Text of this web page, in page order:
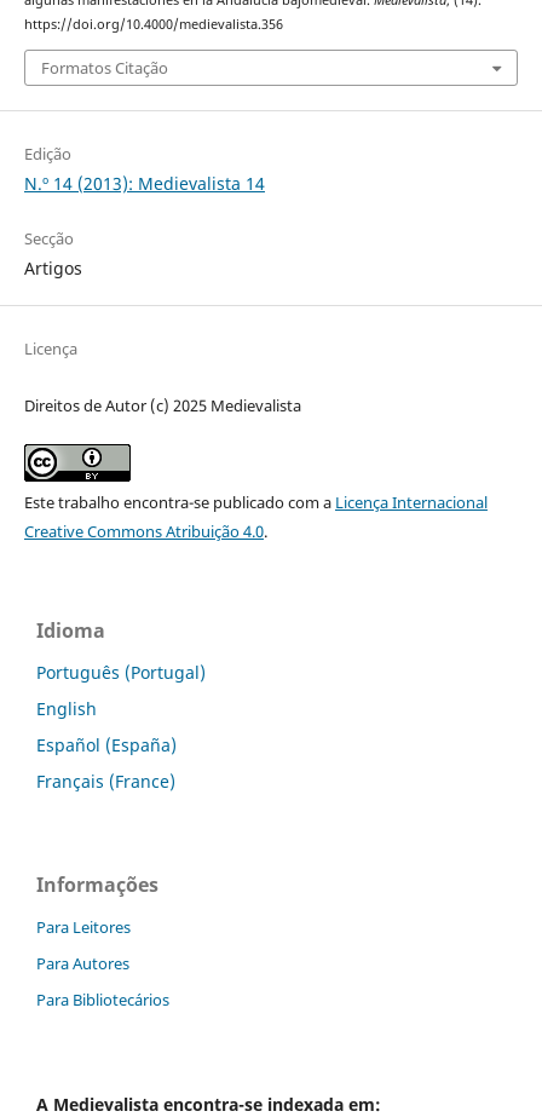
https://doi.org/10.4000/medievalista.356
Formatos Citação
Edição
N.º 14 (2013): Medievalista 14
Secção
Artigos
Licença
Direitos de Autor (c) 2025 Medievalista
Este trabalho encontra-se publicado com a Licença Internacional
Creative Commons Atribuição 4.0.
Idioma
Português (Portugal)
English
Español (España)
Français (France)
Informações
Para Leitores
Para Autores
Para Bibliotecários
A Medievalista encontra-se indexada em: